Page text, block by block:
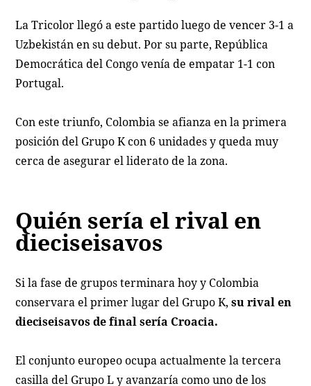
La Tricolor llegó a este partido luego de vencer 3-1 a
Uzbekistán en su debut. Por su parte, República
Democrática del Congo venía de empatar 1-1 con
Portugal.
Con este triunfo, Colombia se afianza en la primera
posición del Grupo K con 6 unidades y queda muy
cerca de asegurar el liderato de la zona.
Quién sería el rival en
dieciseisavos
Si la fase de grupos terminara hoy y Colombia
conservara el primer lugar del Grupo K,su rival en
dieciseisavos de final sería Croacia.
El conjunto europeo ocupa actualmente la tercera
casilla del Grupo L y avanzaría como uno de los